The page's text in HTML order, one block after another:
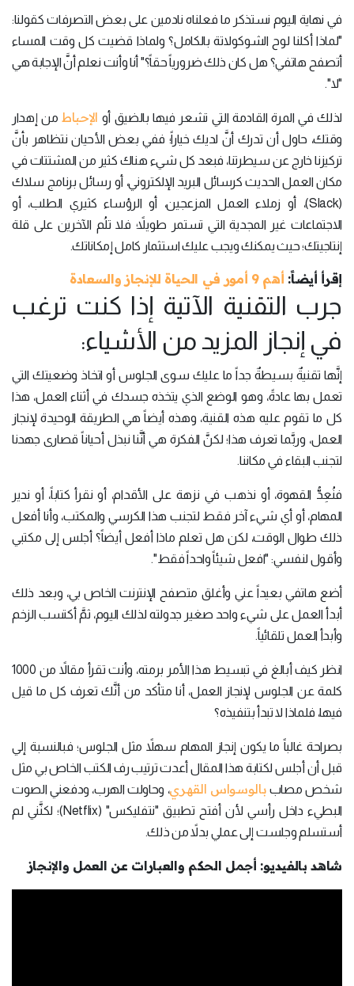
في نهاية اليوم نستذكر ما فعلناه نادمين على بعض التصرفات كقولنا:
"لماذا أكلنا لوح الشوكولاتة بالكامل؟ ولماذا قضيت كل وقت المساء
أتصفح هاتفي؟ هل كان ذلك ضرورياً حقاً؟" أنا وأنت نعلم أنَّ الإجابة هي
"لا".
لذلك في المرة القادمة التي تشعر فيها بالضيق أو الإحباط من إهدار
وقتك، حاول أن تدرك أنَّ لديك خياراً؛ ففي بعض الأحيان نتظاهر بأنَّ
تركيزنا خارج عن سيطرتنا، فبعد كل شيء هناك كثير من المشتتات في
مكان العمل الحديث كرسائل البريد الإلكتروني، أو رسائل برنامج سلاك
(Slack)، أو زملاء العمل المزعجين، أو الرؤساء كثيري الطلب، أو
الاجتماعات غير المجدية التي تستمر طويلاً؛ فلا تلُم الآخرين على قلة
إنتاجيتك؛ حيث يمكنك ويجب عليك استثمار كامل إمكاناتك.
إقرأ أيضاً: أهم 9 أمور في الحياة للإنجاز والسعادة
جرب التقنية الآتية إذا كنت ترغب
في إنجاز المزيد من الأشياء:
إنَّها تقنيةٌ بسيطةٌ جداً ما عليك سوى الجلوس أو اتخاذ وضعيتك التي
تعمل بها عادةً، وهو الوضع الذي يتخذه جسدك في أثناء العمل، هذا
كل ما تقوم عليه هذه القنية، وهذه أيضاً هي الطريقة الوحيدة لإنجاز
العمل، وربَّما تعرف هذا؛ لكنَّ الفكرة هي أنَّنا نبذل أحياناً قصارى جهدنا
لتجنب البقاء في مكاننا.
فنُعِدُّ القهوة، أو نذهب في نزهة على الأقدام، أو نقرأ كتاباً، أو ندير
المهام، أو أي شيء آخر فقط لتجنب هذا الكرسي والمكتب، وأنا أفعل
ذلك طوال الوقت، لكن هل تعلم ماذا أفعل أيضاً؟ أجلس إلى مكتبي
وأقول لنفسي: "افعل شيئاً واحداً فقط".
أضع هاتفي بعيداً عني وأغلق متصفح الإنترنت الخاص بي، وبعد ذلك
أبدأ العمل على شيء واحد صغير جدولته لذلك اليوم، ثمَّ أكتسب الزخم
وأبدأ العمل تلقائياً.
انظر كيف أبالغ في تبسيط هذا الأمر برمته، وأنت تقرأ مقالاً من 1000
كلمة عن الجلوس لإنجاز العمل، أنا متأكد من أنَّك تعرف كل ما قيل
فيها، فلماذا لا تبدأ بتنفيذه؟
بصراحة غالباً ما يكون إنجاز المهام سهلاً مثل الجلوس؛ فبالنسبة إلي
قبل أن أجلس لكتابة هذا المقال أعدت ترتيب رف الكتب الخاص بي مثل
شخص مصاب بالوسواس القهري، وحاولت الهرب، ودفعني الصوت
البطيء داخل رأسي لأن أفتح تطبيق "نتفليكس" (Netflix)؛ لكنَّني لم
أستسلم وجلست إلى عملي بدلاً من ذلك.
شاهد بالفيديو: أجمل الحكم والعبارات عن العمل والإنجاز